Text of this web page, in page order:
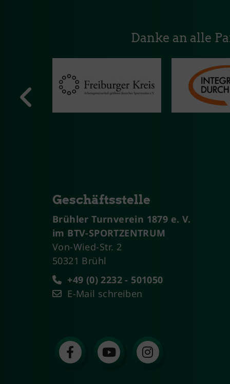
Danke an alle
Geschäftsstelle
Brühler Turnverein 1879 e. V.
im BTV-SPORTZENTRUM
Von-Wied-Str. 2
50321 Brühl
+49 (0) 2232 - 501050
E-Mail schreiben